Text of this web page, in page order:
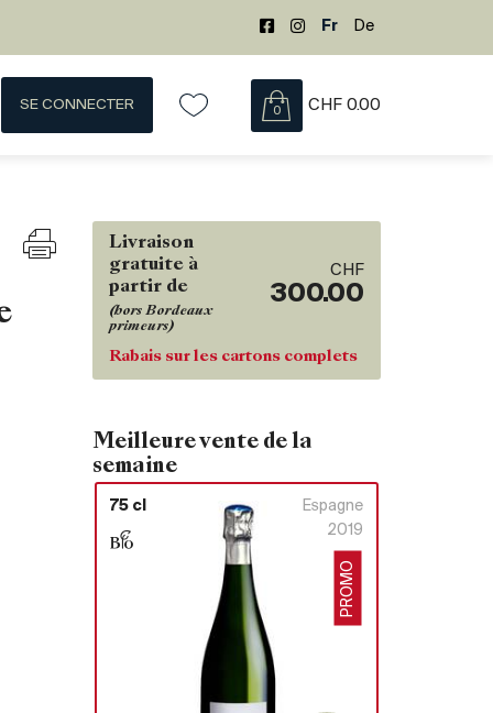
Fr De
SE CONNECTER 0 CHF 0.00
Livraison
gratuite à
partir de
(hors Bordeaux
primeurs)
CHF
300.00
Rabais sur les cartons complets
Meilleure vente de la
semaine
75 cl
Espagne
2019
PROMO